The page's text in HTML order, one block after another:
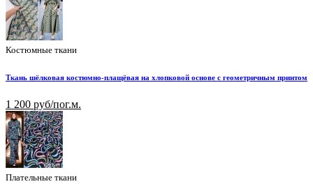
Костюмные ткани
Ткань шёлковая костюмно-плащёвая на хлопковой основе с геометричным принтом
1 200 руб/пог.м.
Плательные ткани